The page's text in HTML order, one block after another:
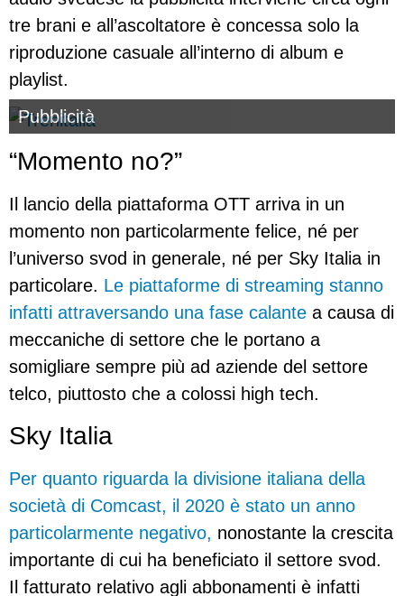
tre brani e all’ascoltatore è concessa solo la
riproduzione casuale all’interno di album e
playlist.
Pubblicità
“Momento no?”
Il lancio della piattaforma OTT arriva in un
momento non particolarmente felice, né per
l’universo svod in generale, né per Sky Italia in
particolare. Le piattaforme di streaming stanno
infatti attraversando una fase calante a causa di
meccaniche di settore che le portano a
somigliare sempre più ad aziende del settore
telco, piuttosto che a colossi high tech.
Sky Italia
Per quanto riguarda la divisione italiana della
società di Comcast, il 2020 è stato un anno
particolarmente negativo, nonostante la crescita
importante di cui ha beneficiato il settore svod.
Il fatturato relativo agli abbonamenti è infatti